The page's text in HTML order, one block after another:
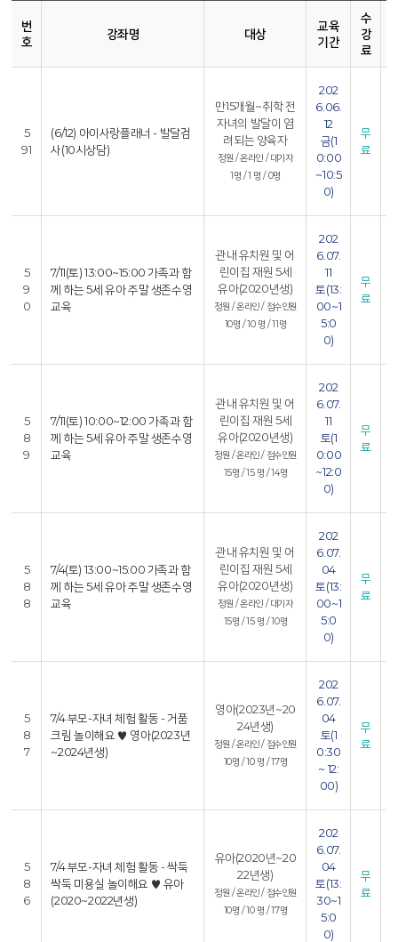
번
호
강좌명 대상
교육
기간
수
강
료
5
91
(6/12) 아이사랑플래너 - 발달검
사(10시상담)
만15개월~취학 전
자녀의 발달이 염
려되는 양육자
정원 / 온라인 / 대기자
1명 / 1 명 / 0명
202
6.06.
12
금(1
0:00
~10:5
0)
무
료
5
9
0
7/11(토) 13:00~15:00 가족과 함
께 하는 5세 유아 주말 생존수영
교육
관내 유치원 및 어
린이집 재원 5세
유아(2020년생)
정원 / 온라인 / 접수인원
10명 / 10 명 / 11명
202
6.07.
11
토(13:
00~1
5:0
0)
무
료
5
8
9
7/11(토) 10:00~12:00 가족과 함
께 하는 5세 유아 주말 생존수영
교육
관내 유치원 및 어
린이집 재원 5세
유아(2020년생)
정원 / 온라인 / 접수인원
15명 / 15 명 / 14명
202
6.07.
11
토(1
0:00
~12:0
0)
무
료
5
8
8
7/4(토) 13:00~15:00 가족과 함
께 하는 5세 유아 주말 생존수영
교육
관내 유치원 및 어
린이집 재원 5세
유아(2020년생)
정원 / 온라인 / 대기자
15명 / 15 명 / 10명
202
6.07.
04
토(13:
00~1
5:0
0)
무
료
5
8
7
7/4 부모-자녀 체험 활동 - 거품
크림 놀이해요 ♥ 영아(2023년
~2024년생)
영아(2023년~20
24년생)
정원 / 온라인 / 접수인원
10명 / 10 명 / 17명
202
6.07.
04
토(1
0:30
~ 12:
00)
무
료
5
8
6
7/4 부모-자녀 체험 활동 - 싹둑
싹둑 미용실 놀이해요 ♥ 유아
(2020~2022년생)
유아(2020년~20
22년생)
정원 / 온라인 / 접수인원
10명 / 10 명 / 17명
202
6.07.
04
토(13:
30~1
5:0
0)
무
료